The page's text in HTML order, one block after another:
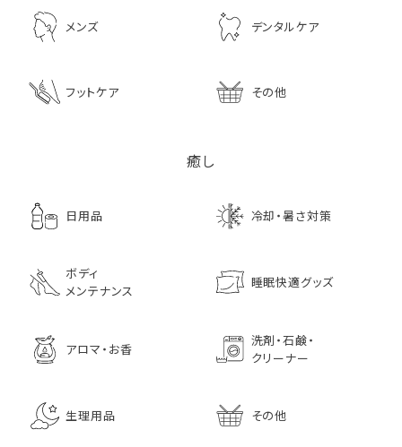
メンズ デンタルケア
フットケア その他
癒し
日用品 冷却・暑さ対策
ボディ
メンテナンス
睡眠快適グッズ
アロマ・お香
洗剤・石鹸・
クリーナー
生理用品 その他